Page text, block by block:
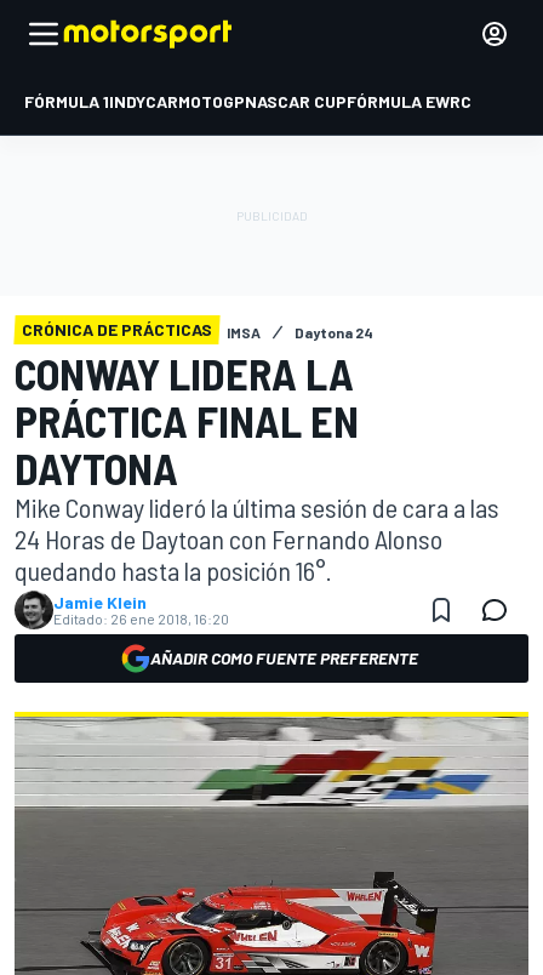
FÓRMULA 1INDYCARMOTOGPNASCAR CUPFÓRMULA EWRC
CRÓNICA DE PRÁCTICAS IMSA Daytona 24
CONWAY LIDERA LA
PRÁCTICA FINAL EN
DAYTONA
Mike Conway lideró la última sesión de cara a las
24 Horas de Daytoan con Fernando Alonso
quedando hasta la posición 16°.
Jamie Klein
Editado: 26 ene 2018, 16:20
AÑADIR COMO FUENTE PREFERENTE